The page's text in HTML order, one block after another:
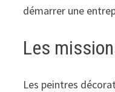
démarrer une
Les
Les peintres